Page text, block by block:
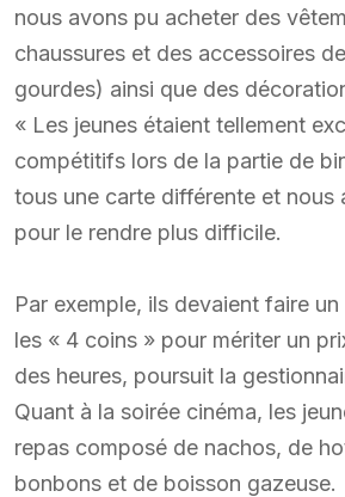
nous avons pu acheter des
chaussures et des accessoires
gourdes) ainsi que des
« Les jeunes étaient tellement
compétitifs lors de la partie de
tous une carte différente et nous
pour le rendre plus difficile.
Par exemple, ils devaient faire
les « 4 coins » pour mériter un
des heures, poursuit la
Quant à la soirée cinéma, les
repas composé de nachos, de
bonbons et de boisson gazeuse.